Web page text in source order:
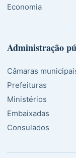
Economia
Administração
Câmaras
Prefeituras
Ministérios
Embaixadas
Consulados